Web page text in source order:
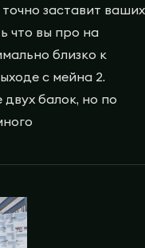
заставит ваших
что вы про на
близко к
с мейна 2.
балок, но по